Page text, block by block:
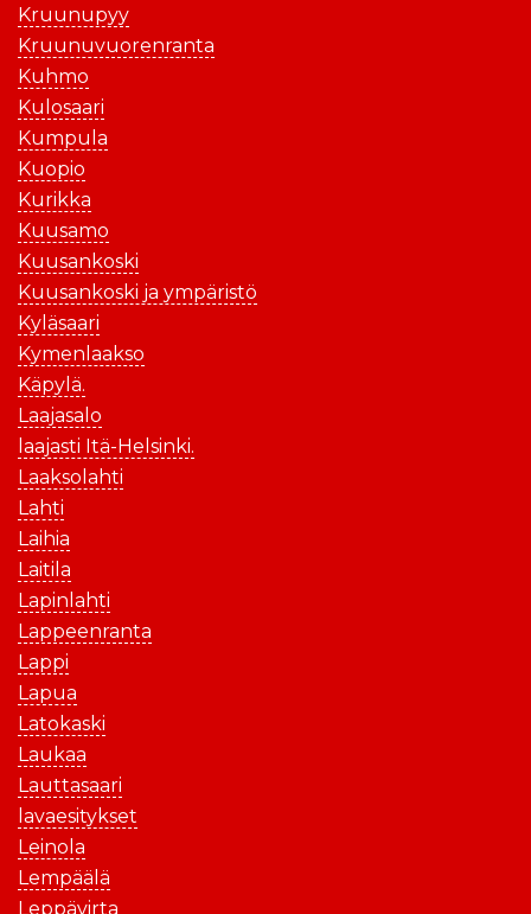
Kruunupyy
Kruunuvuorenranta
Kuhmo
Kulosaari
Kumpula
Kuopio
Kurikka
Kuusamo
Kuusankoski
Kuusankoski ja ympäristö
Kyläsaari
Kymenlaakso
Käpylä.
Laajasalo
laajasti Itä-Helsinki.
Laaksolahti
Lahti
Laihia
Laitila
Lapinlahti
Lappeenranta
Lappi
Lapua
Latokaski
Laukaa
Lauttasaari
lavaesitykset
Leinola
Lempäälä
Leppävirta